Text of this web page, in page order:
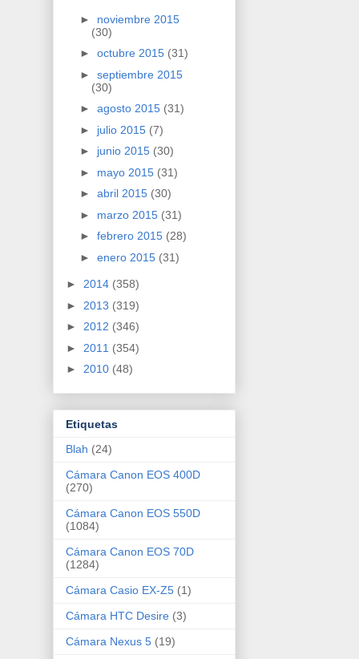
► noviembre 2015
(30)
► octubre 2015 (31)
► septiembre 2015
(30)
► agosto 2015 (31)
► julio 2015 (7)
► junio 2015 (30)
► mayo 2015 (31)
► abril 2015 (30)
► marzo 2015 (31)
► febrero 2015 (28)
► enero 2015 (31)
► 2014 (358)
► 2013 (319)
► 2012 (346)
► 2011 (354)
► 2010 (48)
Etiquetas
Blah (24)
Cámara Canon EOS 400D
(270)
Cámara Canon EOS 550D
(1084)
Cámara Canon EOS 70D
(1284)
Cámara Casio EX-Z5 (1)
Cámara HTC Desire (3)
Cámara Nexus 5 (19)